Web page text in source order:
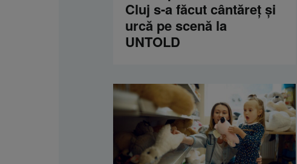
Cluj s-a făcut cântăreţ şi
urcă pe scenă la
UNTOLD